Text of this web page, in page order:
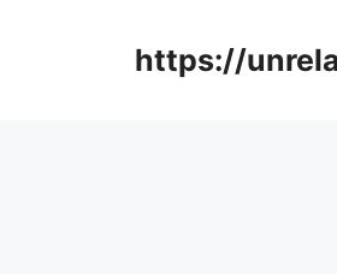
https://